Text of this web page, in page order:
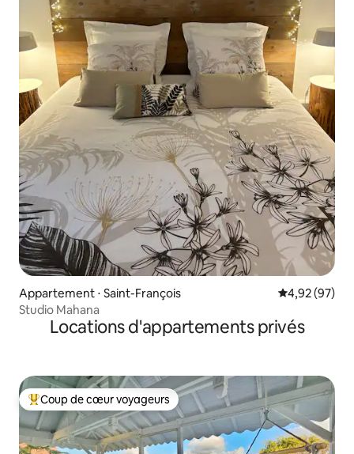
Appartement ⋅ Saint-François Évaluation
4,92 (97)
Studio Mahana
Locations d'appartements privés
Coups de cœur voyageurs les plus appréciés
Coup de cœur voyageurs